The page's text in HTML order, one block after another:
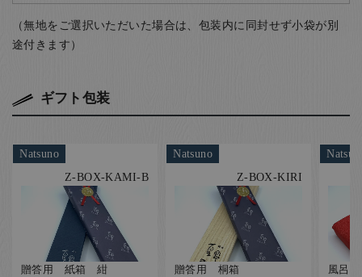
（無地をご選択いただいた場合は、包装内に同封せず小袋が別
途付きます）
ギフト包装
Natsuno
Z-BOX-KAMI-B
贈答用 紙箱 紺
Natsuno
Z-BOX-KIRI
贈答用 桐箱 風呂